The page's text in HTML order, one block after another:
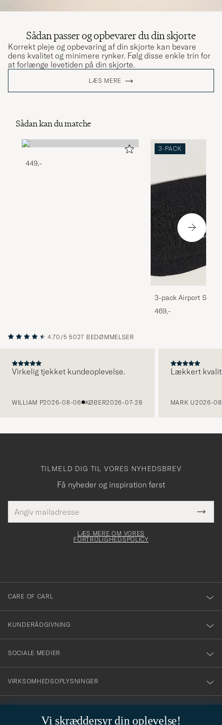
Sådan passer og opbevarer du din skjorte
Korrekt pleje og opbevaring af din skjorte kan bevare
dens kvalitet og minimere rynker. Følg disse enkle trin for
at forlænge levetiden på din skjorte.
LÆS MERE
Sådan kan du matche
449,-
3-PACK
3-pack Airport
Melange
469,-
4.70/5 5027 BEDØMMELSER
Virkelig tjekket kundeoplevelse.
WILLIAM P2026-08-06 KØBER2026-07-28
Lækkert
MARK U2026-
Vi skræddersyr din oplevelse!
TILMELD DIG TIL VORES NYHEDSBREV
Få nyheder og inspiration først
mailadresse
skal
Tack
för
dig
till
vårt
nyhetsbrev!
LÆS MERE OM VORES
FORTROLIGHEDSPOLICY
CARE OF CARL
KUNDERÅDGIVNING
SOCIALE MEDIER
VIRKSOMHEDSOPLYSNINGER